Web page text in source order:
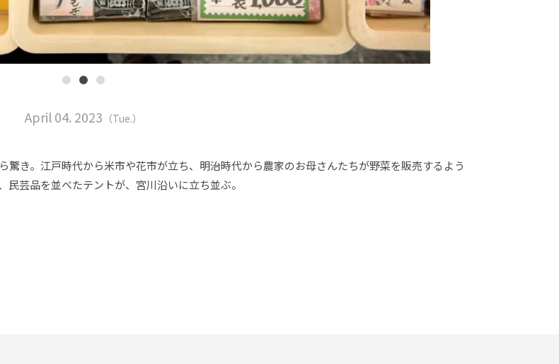
April 04. 2023 （Tue.）
き。江戸時代から米市や花市が立ち、明治時代から農家のお母さんたちが野菜を販売するよう
芸品を並べたテントが、宮川沿いに立ち並ぶ。